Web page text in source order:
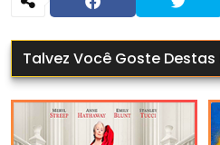
Talvez Você Goste